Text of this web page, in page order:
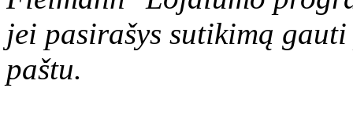
jei pasirašys sutikimą
paštu.